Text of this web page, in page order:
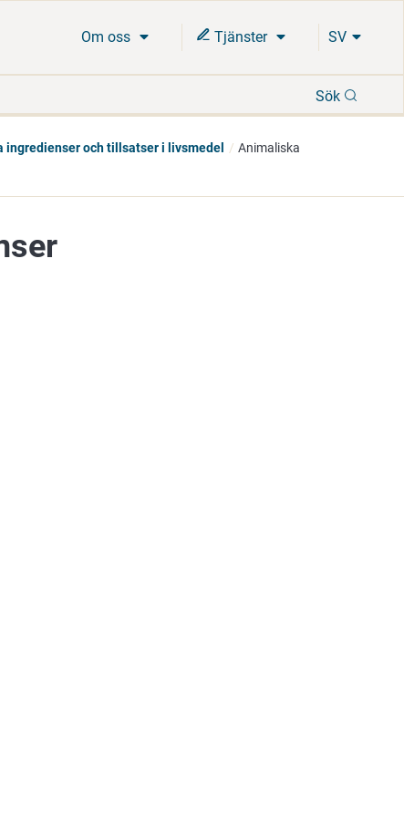
Om oss Tjänster SV
Sök
ingredienser och tillsatser i livsmedel
Animaliska